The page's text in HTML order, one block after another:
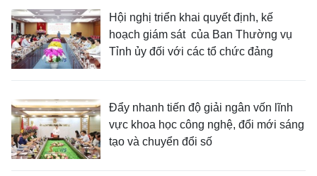
Hội nghị triển khai quyết định, kế
hoạch giám sát của Ban Thường vụ
Tỉnh ủy đối với các tổ chức đảng
Đẩy nhanh tiến độ giải ngân vốn lĩnh
vực khoa học công nghệ, đổi mới sáng
tạo và chuyển đổi số